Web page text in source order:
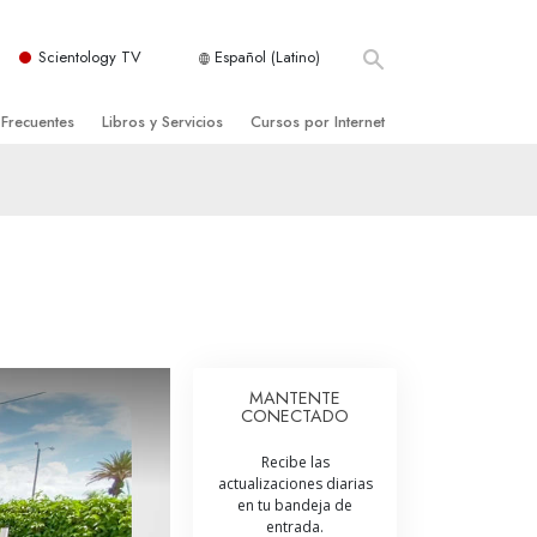
Scientology TV Español (Latino)
Libros y Servicios
Iniciales
Cursos por Internet
Ayudas para Enfermedades y Lesiones
La Integridad y la Honestidad
El Matrimonio
La Escala Tonal Emocional
MANTENTE
CONECTADO
Recibe las
actualizaciones diarias
en tu bandeja de
entrada.